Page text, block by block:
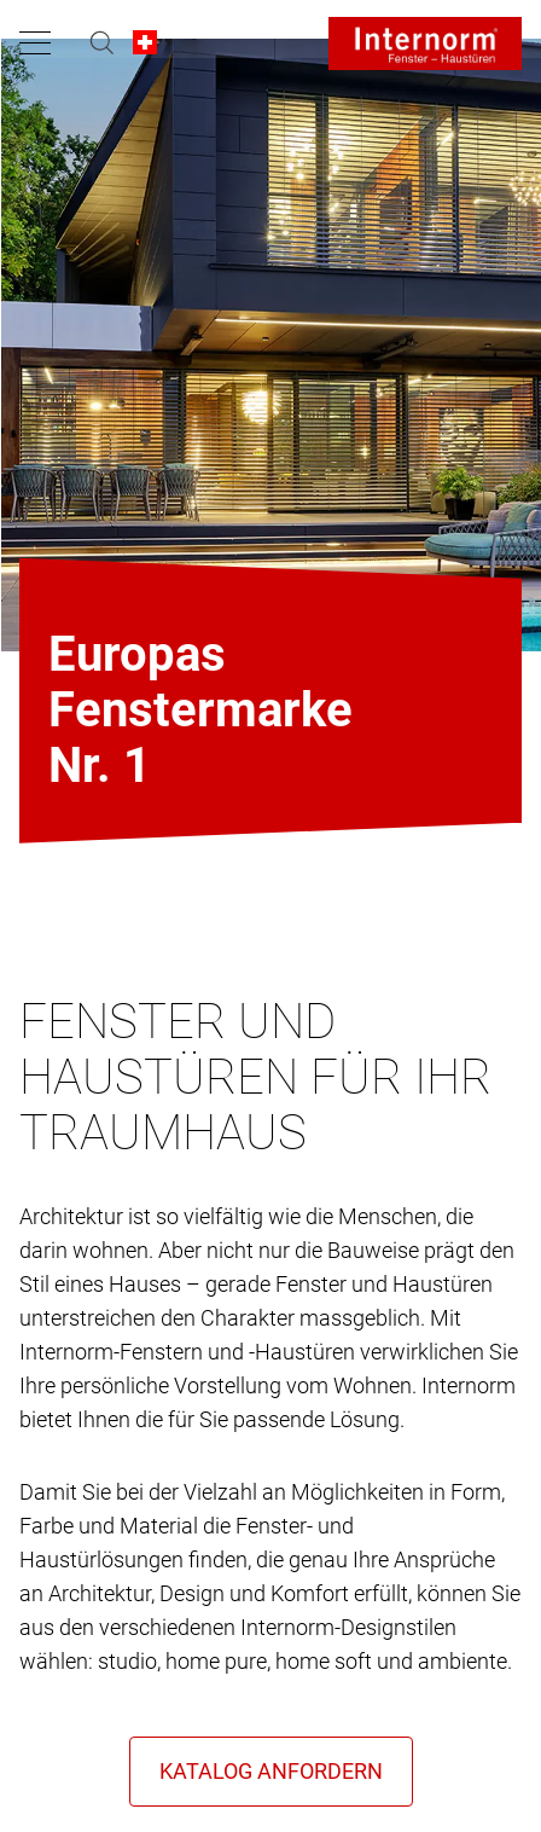
Europas
Fenstermarke
Nr. 1
FENSTER UND
HAUSTÜREN FÜR IHR
TRAUMHAUS
Architektur ist so vielfältig wie die Menschen, die
darin wohnen. Aber nicht nur die Bauweise prägt den
Stil eines Hauses – gerade Fenster und Haustüren
unterstreichen den Charakter massgeblich. Mit
Internorm-Fenstern und -Haustüren verwirklichen Sie
Ihre persönliche Vorstellung vom Wohnen. Internorm
bietet Ihnen die für Sie passende Lösung.
Damit Sie bei der Vielzahl an Möglichkeiten in Form,
Farbe und Material die Fenster- und
Haustürlösungen finden, die genau Ihre Ansprüche
an Architektur, Design und Komfort erfüllt, können Sie
aus den verschiedenen Internorm-Designstilen
wählen: studio, home pure, home soft und ambiente.